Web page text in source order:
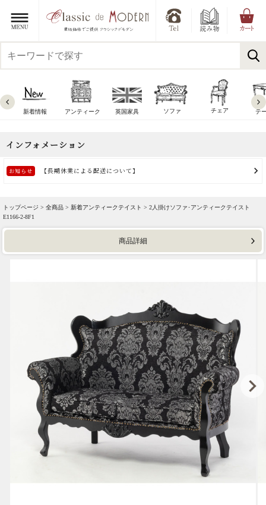
新着情報 アンティーク 英国家具 ソファ チェア テ
トップページ > 全商品 > 新着アンティークテイスト > 2人掛けソファ･アンティークテイスト
E1166-2-8F1
商品詳細